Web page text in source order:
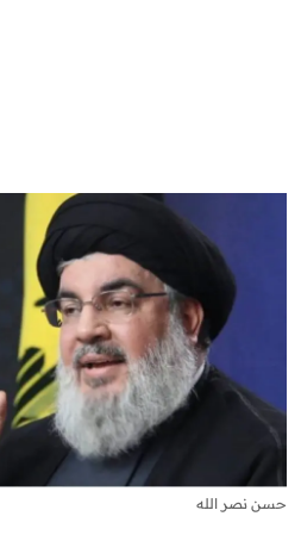
حسن نصر الله